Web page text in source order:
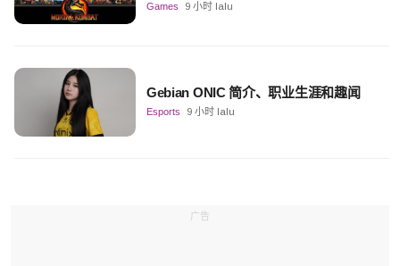
Games 9 小时 lalu
Gebian ONIC 简介、职业生涯和趣闻
Esports 9 小时 lalu
广告